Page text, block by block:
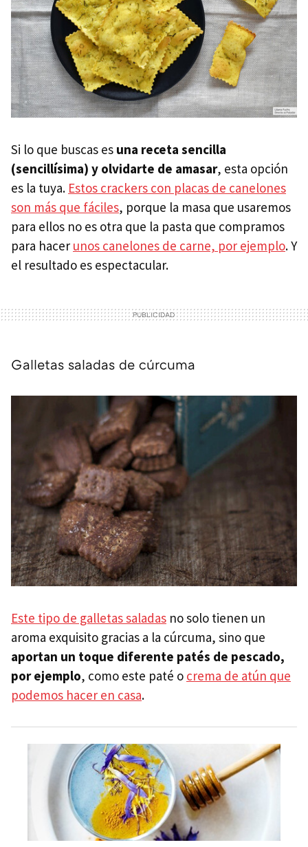
Si lo que buscas es una receta sencilla
(sencillísima) y olvidarte de amasar, esta opción
es la tuya. Estos crackers con placas de canelones
son más que fáciles, porque la masa que usaremos
para ellos no es otra que la pasta que compramos
para hacer unos canelones de carne, por ejemplo. Y
el resultado es espectacular.
Galletas saladas de cúrcuma
Este tipo de galletas saladas no solo tienen un
aroma exquisito gracias a la cúrcuma, sino que
aportan un toque diferente patés de pescado,
por ejemplo, como este paté o crema de atún que
podemos hacer en casa.